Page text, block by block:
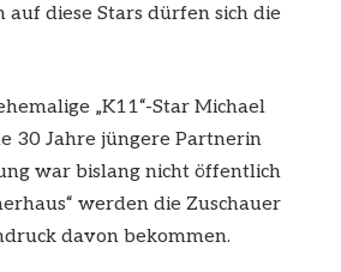
auf diese Stars dürfen sich die
„K11“-Star Michael
30 Jahre jüngere Partnerin
war bislang nicht öffentlich
werden die Zuschauer
davon bekommen.